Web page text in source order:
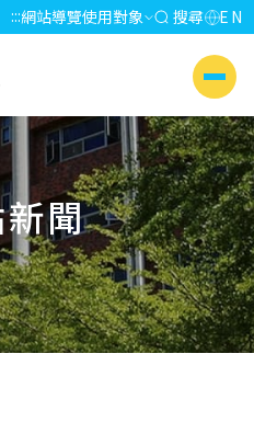
:::網站導覽使用對象 搜尋 EN
義守大學 I-SHOU UNIVERSITY
側選單
聞